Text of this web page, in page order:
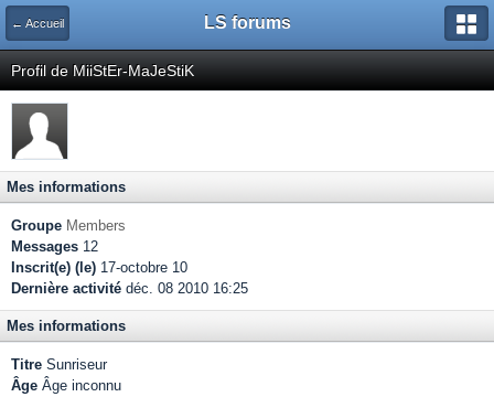
← Accueil LS forums
Profil de MiiStEr-MaJeStiK
Mes informations
Groupe Members
Messages 12
Inscrit(e) (le) 17-octobre 10
Dernière activité déc. 08 2010 16:25
Mes informations
Titre Sunriseur
Âge Âge inconnu